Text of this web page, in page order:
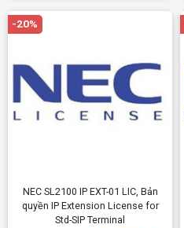
-20%
NEC SL2100 IP EXT-01 LIC, Bản
quyền IP Extension License for
Std-SIP Terminal